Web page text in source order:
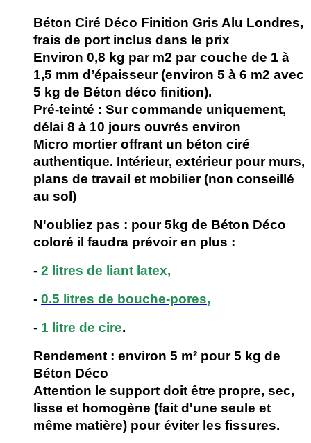
Béton Ciré Déco Finition Gris Alu Londres,
frais de port inclus dans le prix
Environ 0,8 kg par m2 par couche de 1 à
1,5 mm d’épaisseur (environ 5 à 6 m2 avec
5 kg de Béton déco finition).
Pré-teinté : Sur commande uniquement,
délai 8 à 10 jours ouvrés environ
Micro mortier offrant un béton ciré
authentique. Intérieur, extérieur pour murs,
plans de travail et mobilier (non conseillé
au sol)
N'oubliez pas : pour 5kg de Béton Déco
coloré il faudra prévoir en plus :
- 2 litres de liant latex,
- 0.5 litres de bouche-pores,
- 1 litre de cire.
Rendement : environ 5 m² pour 5 kg de
Béton Déco
Attention le support doit être propre, sec,
lisse et homogène (fait d'une seule et
même matière) pour éviter les fissures.